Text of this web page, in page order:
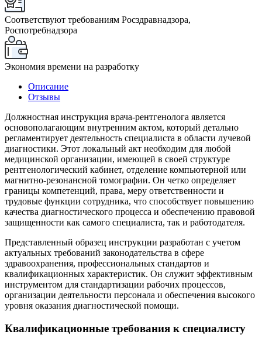
Соответствуют требованиям Росздравнадзора,
Роспотребнадзора
Экономия времени на разработку
Описание
Отзывы
Должностная инструкция врача-рентгенолога является
основополагающим внутренним актом, который детально
регламентирует деятельность специалиста в области лучевой
диагностики. Этот локальный акт необходим для любой
медицинской организации, имеющей в своей структуре
рентгенологический кабинет, отделение компьютерной или
магнитно-резонансной томографии. Он четко определяет
границы компетенций, права, меру ответственности и
трудовые функции сотрудника, что способствует повышению
качества диагностического процесса и обеспечению правовой
защищенности как самого специалиста, так и работодателя.
Представленный образец инструкции разработан с учетом
актуальных требований законодательства в сфере
здравоохранения, профессиональных стандартов и
квалификационных характеристик. Он служит эффективным
инструментом для стандартизации рабочих процессов,
организации деятельности персонала и обеспечения высокого
уровня оказания диагностической помощи.
Квалификационные требования к специалисту